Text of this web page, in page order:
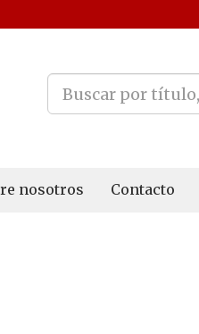
nosotros Contacto